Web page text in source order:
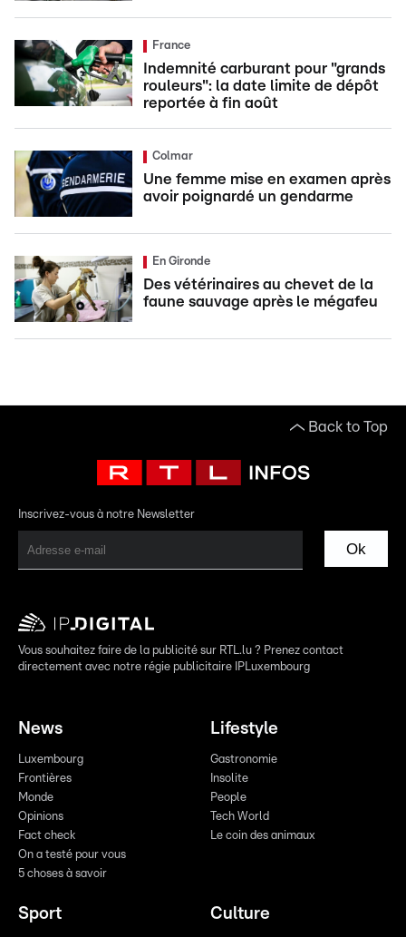
France
Indemnité carburant pour "grands
rouleurs": la date limite de dépôt
reportée à fin août
Colmar
Une femme mise en examen après
avoir poignardé un gendarme
En Gironde
Des vétérinaires au chevet de la
faune sauvage après le mégafeu
Back to Top
Inscrivez-vous à notre Newsletter
Ok
Vous souhaitez faire de la publicité sur RTL.lu ? Prenez contact
directement avec notre régie publicitaire IPLuxembourg
News
Luxembourg
Frontières
Monde
Opinions
Fact check
On a testé pour vous
5 choses à savoir
Lifestyle
Gastronomie
Insolite
People
Tech World
Le coin des animaux
Sport Culture